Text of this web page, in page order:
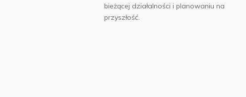
bieżącej działalności i planowaniu na
przyszłość.